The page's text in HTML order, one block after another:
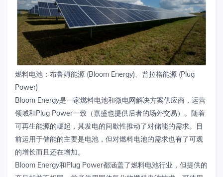
燃料电池：布鲁姆能源 (Bloom Energy)、普拉格能源 (Plug
Power)
Bloom Energy是一家燃料电池和微电网解决方案供应商，运营
领域和Plug Power一致（嘉盛也提供后者的场外交易）。随着
可再生能源的崛起，其发电的间歇性推动了对储能的需求。目
前运用于储能的主要是电池，但对燃料电池的需求也有了可观
的增长而且还在增加。
Bloom Energy和Plug Power都涵盖了燃料电池行业，但提供的